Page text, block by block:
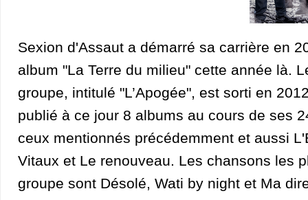
Sexion d'Assaut a démarré sa carrière en
album "La Terre du milieu" cette année là.
groupe, intitulé "L’Apogée", est sorti en
publié à ce jour 8 albums au cours de ses
ceux mentionnés précédemment et aussi
Vitaux et Le renouveau. Les chansons les
groupe sont Désolé, Wati by night et Ma